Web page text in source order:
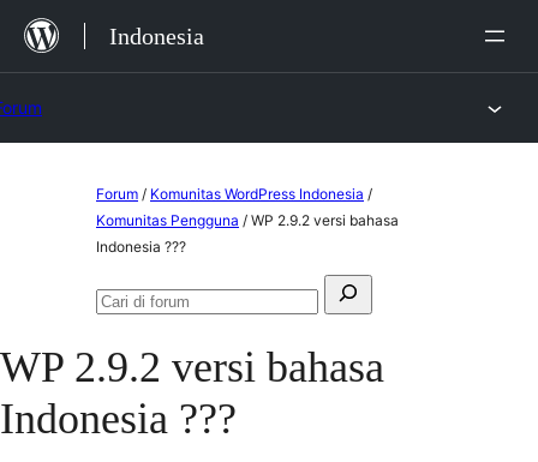
Lewat
Indonesia
Forum / Komunitas WordPress Indonesia /
Komunitas Pengguna / WP 2.9.2 versi bahasa
Indonesia ???
Mencari:
Cari
WP 2.9.2 versi bahasa
Indonesia ???